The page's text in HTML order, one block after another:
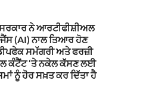
ਨੇ ਆਰਟੀਫੀਸ਼ੀਅਲ
(AI) ਨਾਲ ਤਿਆਰ ਹੋਣ
ਸਮੱਗਰੀ ਅਤੇ ਫਰਜ਼ੀ
ਕੰਟੈਂਟ ‘ਤੇ ਨਕੇਲ ਕੱਸਣ ਲਈ
ਨੂੰ ਹੋਰ ਸਖ਼ਤ ਕਰ ਦਿੱਤਾ ਹੈ